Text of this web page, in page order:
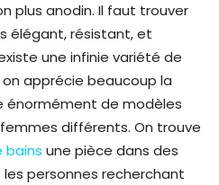
plus anodin. Il faut trouver
élégant, résistant, et
une infinie variété de
apprécie beaucoup la
énormément de modèles
différents. On trouve
bains une pièce dans des
personnes recherchant